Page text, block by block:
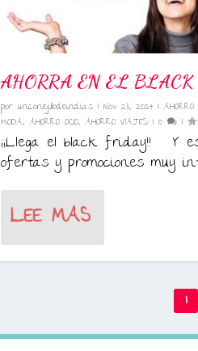
AHORRA EN EL
porunconejillodeindias |Nov 28, 2024 |
MODA,AHORRO OCIO,AHORRO VIAJES |0 |
¡¡Llega el black friday!! Y
ofertas y promociones muy
LEE MAS
1